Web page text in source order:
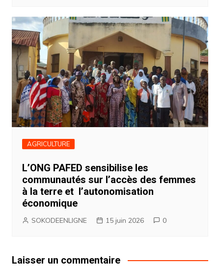
AGRICULTURE
L’ONG PAFED sensibilise les
communautés sur l’accès des femmes
à la terre et l’autonomisation
économique
SOKODEENLIGNE 15 juin 2026 0
Laisser un commentaire